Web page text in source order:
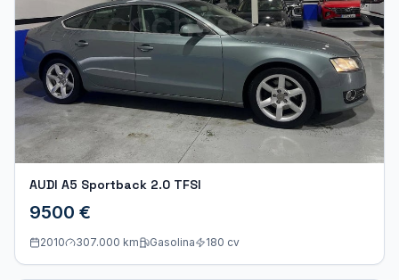
AUDI A5 Sportback 2.0 TFSI
9500 €
2010 307.000 km Gasolina 180 cv